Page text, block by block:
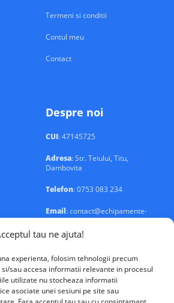
tau ne ajuta!
experienta, folosim tehnologii precum
sau accesa informatii relevante in procesul
utilizate nu stocheaza informatii
asociate unei sesiuni pe site sau
Termeni si conditii
Contul meu
Contact
Despre noi
CUI: 47145725
Adresa: Str. Teiului, Titu,
Dambovita
Telefon: 0753 083 234
Email: contact@echipamente-
electrice.ro
Solutions © 2026